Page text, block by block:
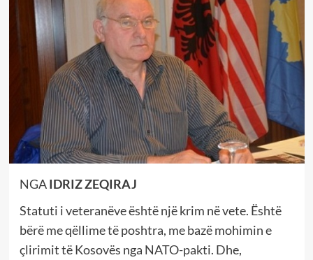
NGAIDRIZ ZEQIRAJ
Statuti i veteranëve është një krim në vete. Është
bërë me qëllime të poshtra, me bazë mohimin e
çlirimit të Kosovës nga NATO-pakti. Dhe,